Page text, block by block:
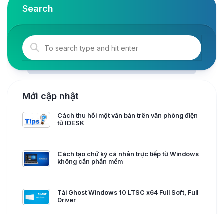
Search
Mới cập nhật
Cách thu hồi một văn bản trên văn phòng điện
tử IDESK
Cách tạo chữ ký cá nhân trực tiếp từ Windows
không cần phần mềm
Tải Ghost Windows 10 LTSC x64 Full Soft, Full
Driver